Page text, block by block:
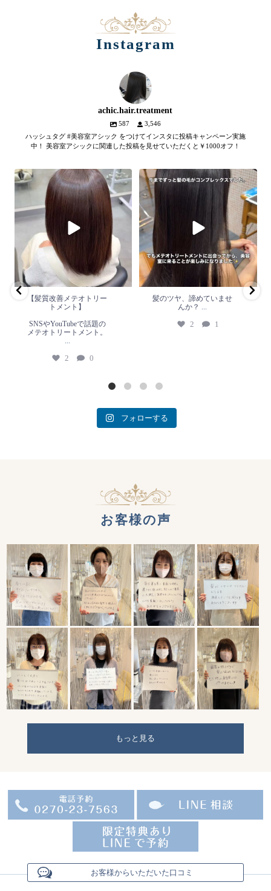
Instagram
achic.hair.treatment
587
3,546
ハッシュタグ #美容室アシック をつけてインスタに投稿キャンペーン実施
中！ 美容室アシックに関連した投稿を見せていただくと￥1000オフ！
【髪質改善メテオトリートメン
SNSやYouTubeで話題のメテオト
リートメント。
2 0
【髪質改善メテオトリー
トメント】
SNSやYouTubeで話題の
メテオトリートメント。
...
2 0
髪のツヤ、諦めていません
1
髪のツヤ、諦めていませ
んか？ ...
2 1
フォローする
お客様の声
もっと見る
お客様からいただいた口コミ